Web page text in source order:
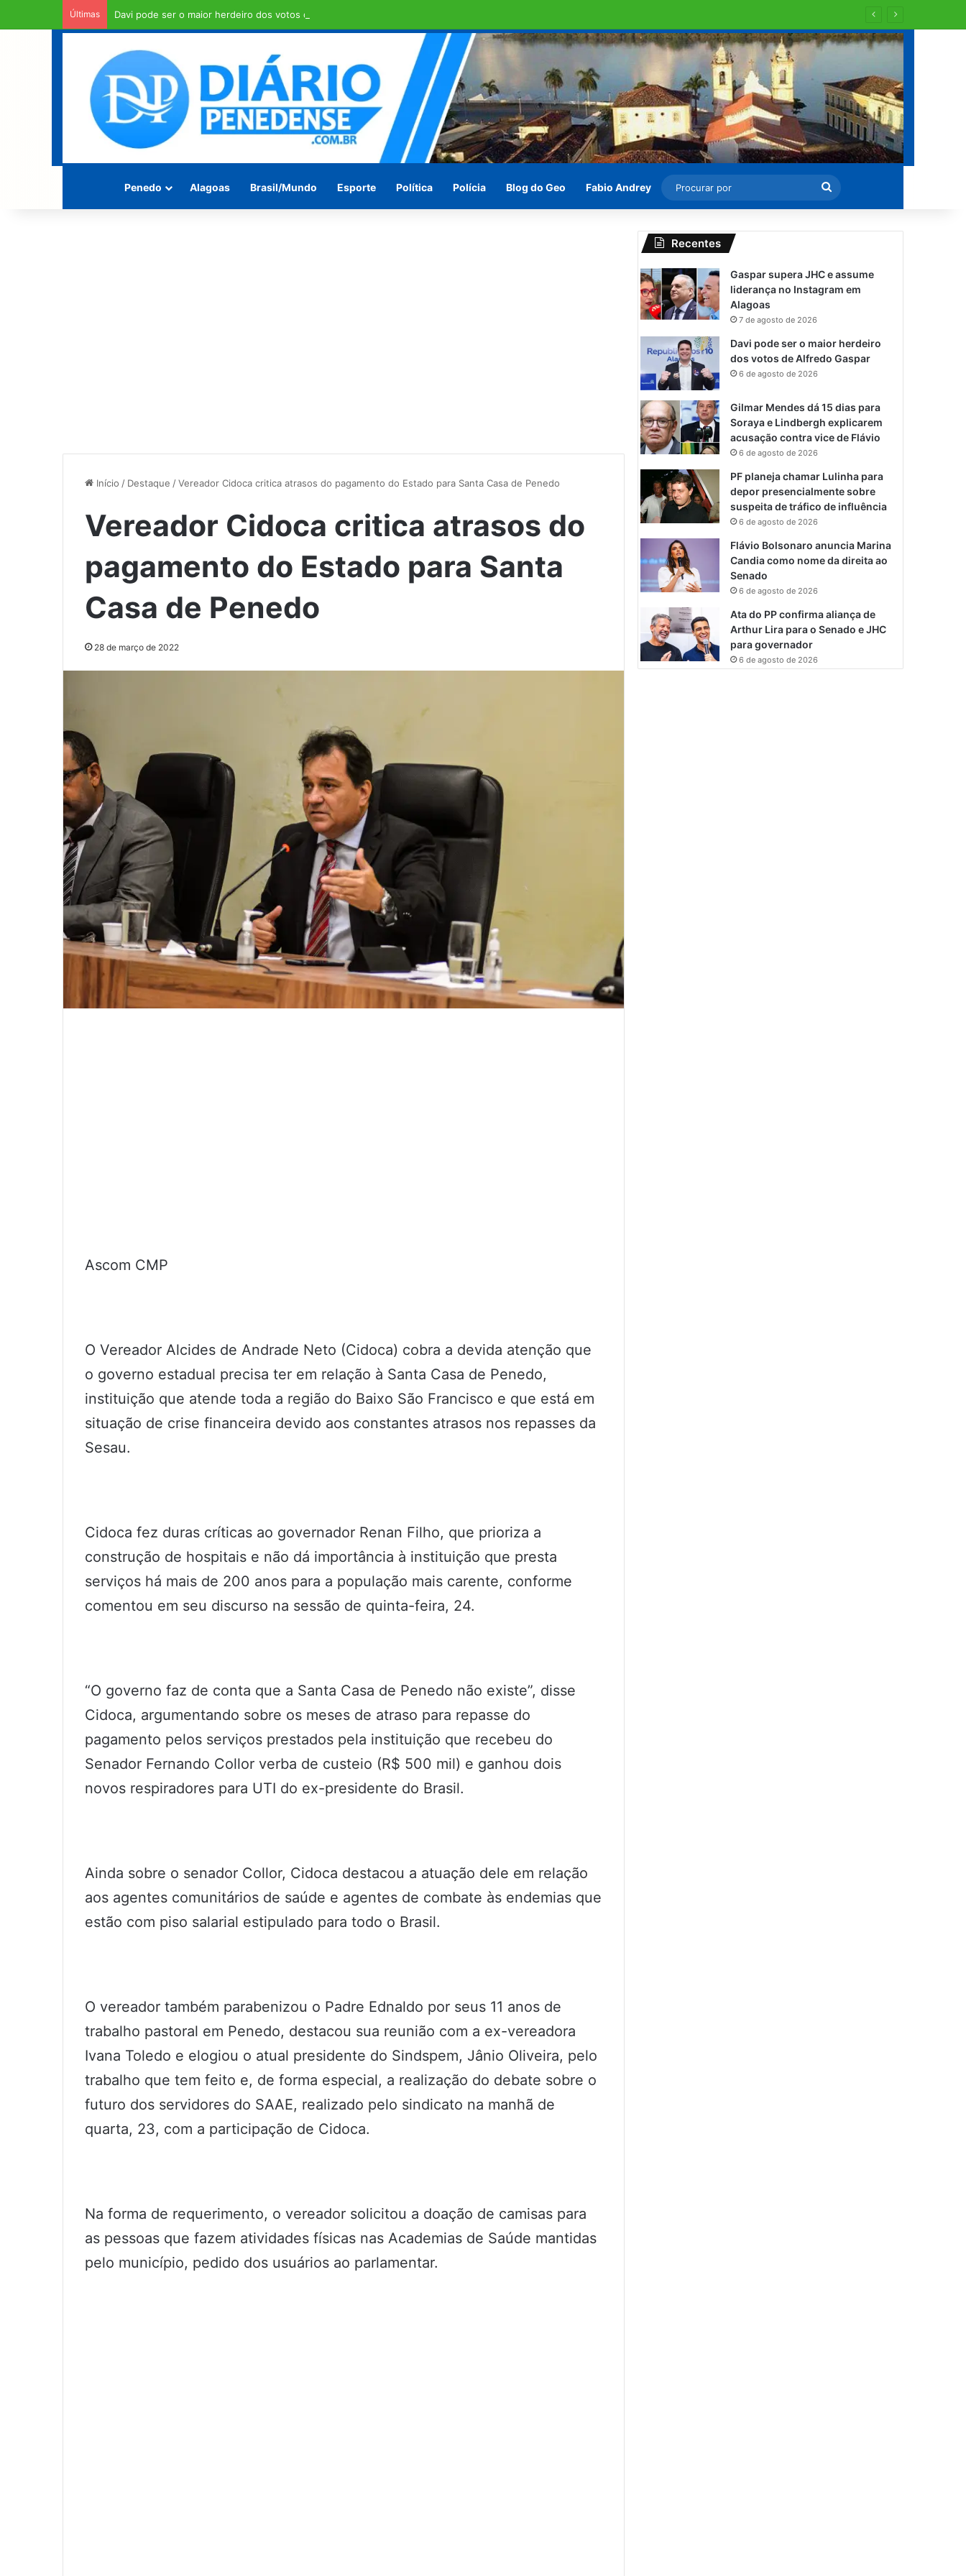
Últimas Davi pode ser o maior herdeiro dos votos de Alfredo Gaspar
Penedo Alagoas Brasil/Mundo Esporte Política Polícia Blog do Geo Fabio Andrey
Procurar
por
Início / Destaque /Vereador Cidoca critica atrasos do pagamento do Estado para Santa Casa de Penedo
Vereador Cidoca critica atrasos do
pagamento do Estado para Santa
Casa de Penedo
28 de março de 2022
Ascom CMP
O Vereador Alcides de Andrade Neto (Cidoca) cobra a devida atenção que
o governo estadual precisa ter em relação à Santa Casa de Penedo,
instituição que atende toda a região do Baixo São Francisco e que está em
situação de crise financeira devido aos constantes atrasos nos repasses da
Sesau.
Cidoca fez duras críticas ao governador Renan Filho, que prioriza a
construção de hospitais e não dá importância à instituição que presta
serviços há mais de 200 anos para a população mais carente, conforme
comentou em seu discurso na sessão de quinta-feira, 24.
“O governo faz de conta que a Santa Casa de Penedo não existe”, disse
Cidoca, argumentando sobre os meses de atraso para repasse do
pagamento pelos serviços prestados pela instituição que recebeu do
Senador Fernando Collor verba de custeio (R$ 500 mil) e ganhou dois
novos respiradores para UTI do ex-presidente do Brasil.
Ainda sobre o senador Collor, Cidoca destacou a atuação dele em relação
aos agentes comunitários de saúde e agentes de combate às endemias que
estão com piso salarial estipulado para todo o Brasil.
O vereador também parabenizou o Padre Ednaldo por seus 11 anos de
trabalho pastoral em Penedo, destacou sua reunião com a ex-vereadora
Ivana Toledo e elogiou o atual presidente do Sindspem, Jânio Oliveira, pelo
trabalho que tem feito e, de forma especial, a realização do debate sobre o
futuro dos servidores do SAAE, realizado pelo sindicato na manhã de
quarta, 23, com a participação de Cidoca.
Na forma de requerimento, o vereador solicitou a doação de camisas para
as pessoas que fazem atividades físicas nas Academias de Saúde mantidas
pelo município, pedido dos usuários ao parlamentar.
Recentes
Gaspar supera JHC e assume
liderança no Instagram em
Alagoas
7 de agosto de 2026
Davi pode ser o maior herdeiro
dos votos de Alfredo Gaspar
6 de agosto de 2026
Gilmar Mendes dá 15 dias para
Soraya e Lindbergh explicarem
acusação contra vice de Flávio
6 de agosto de 2026
PF planeja chamar Lulinha para
depor presencialmente sobre
suspeita de tráfico de influência
6 de agosto de 2026
Flávio Bolsonaro anuncia Marina
Candia como nome da direita ao
Senado
6 de agosto de 2026
Ata do PP confirma aliança de
Arthur Lira para o Senado e JHC
para governador
6 de agosto de 2026